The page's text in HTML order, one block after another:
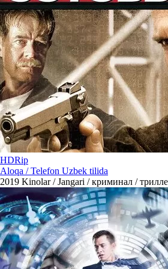
HDRip
Aloqa / Telefon Uzbek tilida
2019 Kinolar / Jangari / криминал /